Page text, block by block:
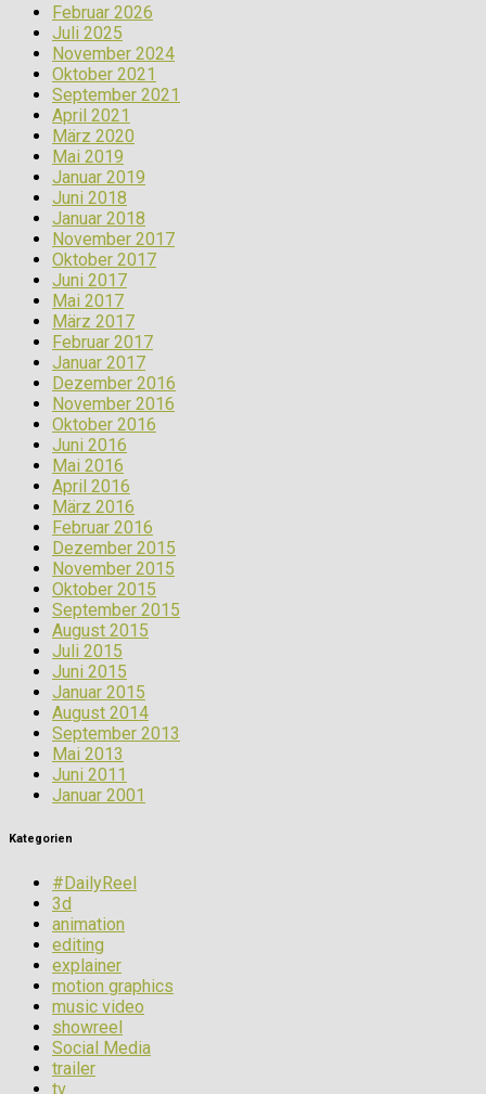
Februar 2026
Juli 2025
November 2024
Oktober 2021
September 2021
April 2021
März 2020
Mai 2019
Januar 2019
Juni 2018
Januar 2018
November 2017
Oktober 2017
Juni 2017
Mai 2017
März 2017
Februar 2017
Januar 2017
Dezember 2016
November 2016
Oktober 2016
Juni 2016
Mai 2016
April 2016
März 2016
Februar 2016
Dezember 2015
November 2015
Oktober 2015
September 2015
August 2015
Juli 2015
Juni 2015
Januar 2015
August 2014
September 2013
Mai 2013
Juni 2011
Januar 2001
Kategorien
#DailyReel
3d
animation
editing
explainer
motion graphics
music video
showreel
Social Media
trailer
tv